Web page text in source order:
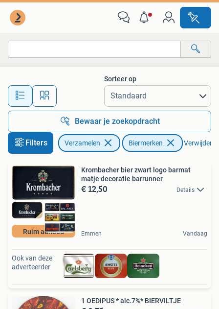
Alle afstanden…
Sorteer op
Bewaar je zoekopdracht
Filters Verzamelen Biermerken Verwijder
Ruim aanbod
Krombacher bier zwart logo barmat
matje decoratie barrunner
€ 12,50 Details
Emmen Vandaag
Ook van deze
adverteerder
1 OEDIPUS * alc.7%* BIERVILTJE